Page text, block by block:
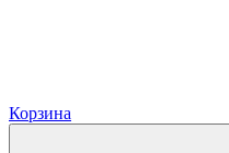
Корзина